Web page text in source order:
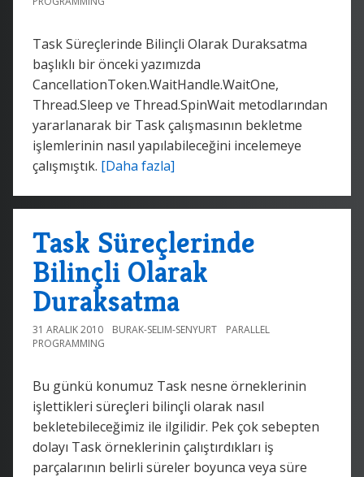
Task Süreçlerinde Bilinçli Olarak Duraksatma
başlıklı bir önceki yazımızda
CancellationToken.WaitHandle.WaitOne,
Thread.Sleep ve Thread.SpinWait metodlarından
yararlanarak bir Task çalışmasının bekletme
işlemlerinin nasıl yapılabileceğini incelemeye
çalışmıştık. [Daha fazla]
Task Süreçlerinde
Bilinçli Olarak
Duraksatma
31 ARALIK 2010 BURAK-SELIM-SENYURT
PARALLEL
PROGRAMMING
Bu günkü konumuz Task nesne örneklerinin
işlettikleri süreçleri bilinçli olarak nasıl
bekletebileceğimiz ile ilgilidir. Pek çok sebepten
dolayı Task örneklerinin çalıştırdıkları iş
parçalarının belirli süreler boyunca veya süre